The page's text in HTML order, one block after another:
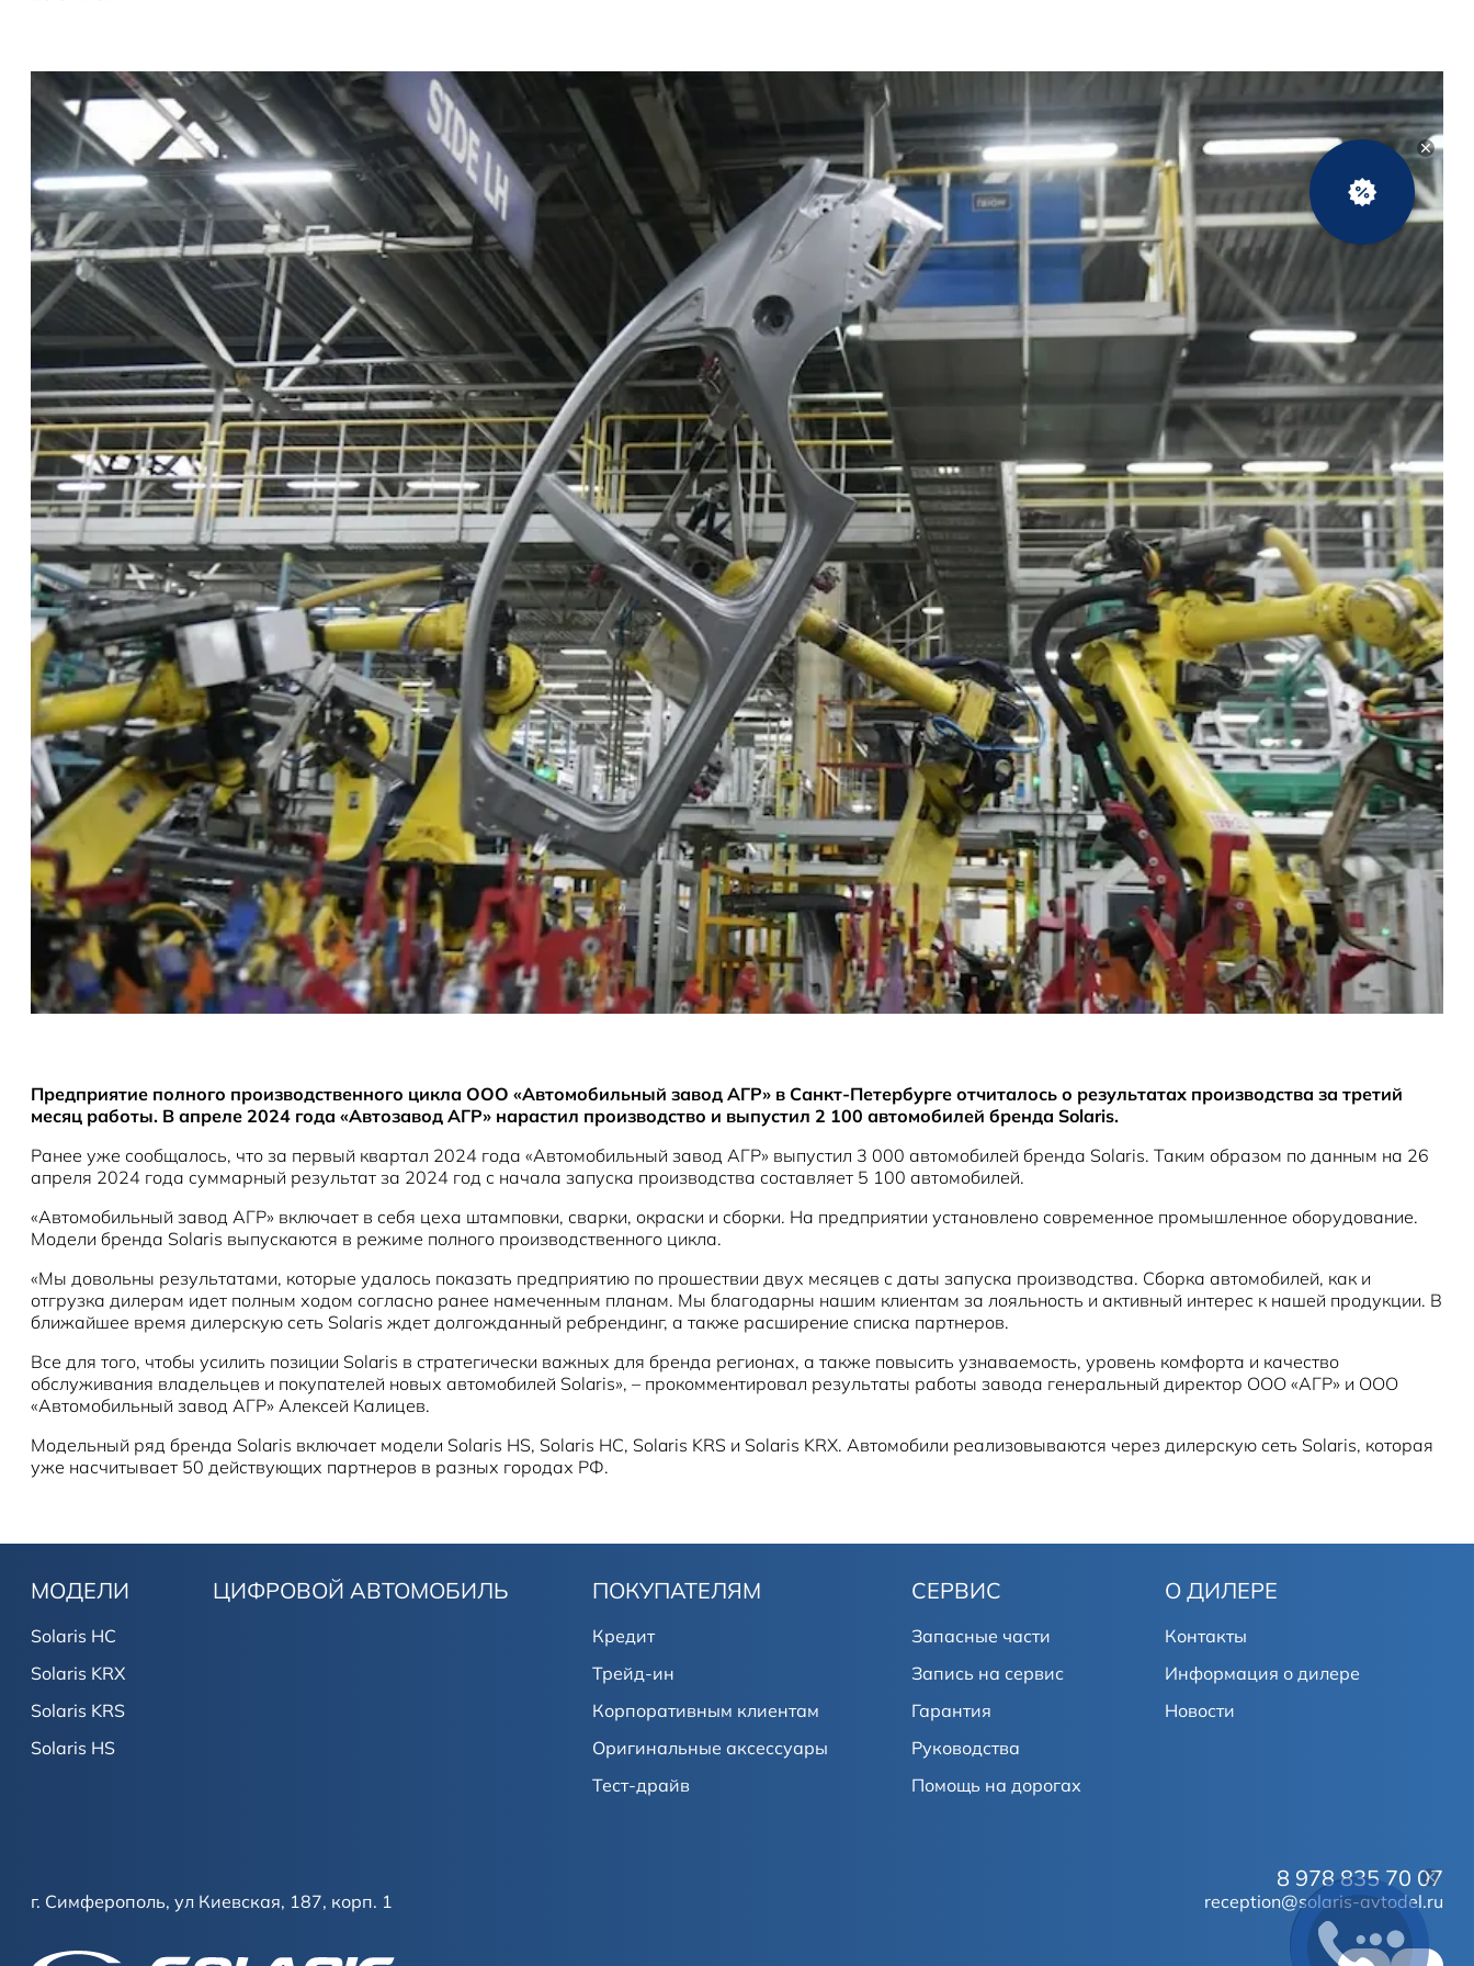
Предприятие полного производственного цикла ООО «Автомобильный завод АГР» в Санкт-Петербурге отчиталось о результатах производства за третий
месяц работы. В апреле 2024 года «Автозавод АГР» нарастил производство и выпустил 2 100 автомобилей бренда Solaris.
Ранее уже сообщалось, что за первый квартал 2024 года «Автомобильный завод АГР» выпустил 3 000 автомобилей бренда Solaris. Таким образом по данным на 26
апреля 2024 года суммарный результат за 2024 год с начала запуска производства составляет 5 100 автомобилей.
«Автомобильный завод АГР» включает в себя цеха штамповки, сварки, окраски и сборки. На предприятии установлено современное промышленное оборудование.
Модели бренда Solaris выпускаются в режиме полного производственного цикла.
«Мы довольны результатами, которые удалось показать предприятию по прошествии двух месяцев с даты запуска производства. Сборка автомобилей, как и
отгрузка дилерам идет полным ходом согласно ранее намеченным планам. Мы благодарны нашим клиентам за лояльность и активный интерес к нашей продукции. В
ближайшее время дилерскую сеть Solaris ждет долгожданный ребрендинг, а также расширение списка партнеров.
Все для того, чтобы усилить позиции Solaris в стратегически важных для бренда регионах, а также повысить узнаваемость, уровень комфорта и качество
обслуживания владельцев и покупателей новых автомобилей Solaris», – прокомментировал результаты работы завода генеральный директор ООО «АГР» и ООО
«Автомобильный завод АГР» Алексей Калицев.
Модельный ряд бренда Solaris включает модели Solaris HS, Solaris HC, Solaris KRS и Solaris KRX. Автомобили реализовываются через дилерскую сеть Solaris, которая
уже насчитывает 50 действующих партнеров в разных городах РФ.
МОДЕЛИ
Solaris HC
Solaris KRX
Solaris KRS
Solaris HS
ЦИФРОВОЙ АВТОМОБИЛЬ ПОКУПАТЕЛЯМ
Кредит
Трейд-ин
Корпоративным клиентам
Оригинальные аксессуары
Тест-драйв
СЕРВИС
Запасные части
Запись на сервис
Гарантия
Руководства
Помощь на дорогах
О ДИЛЕРЕ
Контакты
Информация о дилере
Новости
г. Симферополь, ул Киевская, 187, корп. 1
8 978 835 70 07
reception@solaris-avtodel.ru
Бесплатный
звонок